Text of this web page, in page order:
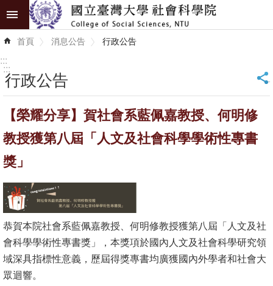
跳到主要內容區塊
進
階
識
學
術
單
位
研
究
首頁 消息公告 行政公告
:::
:::
行政公告 _
【榮耀分享】賀社會系藍佩嘉教授、何明修
教授獲第八屆「人文及社會科學學術性專書
獎」
恭賀本院社會系藍佩嘉教授、何明修教授獲第八屆「人文及社
會科學學術性專書獎」，本獎項於國內人文及社會科學研究領
域深具指標性意義，歷屆得獎專書均廣獲國內外學者和社會大
眾迴響。